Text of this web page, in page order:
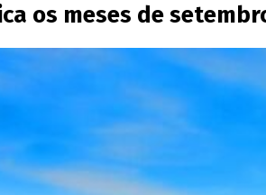
os meses de